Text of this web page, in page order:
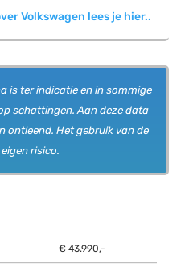
Volkswagen lees je hier..
is ter indicatie en in sommige
schattingen. Aan deze data
ontleend. Het gebruik van de
risico.
€ 43.990,-